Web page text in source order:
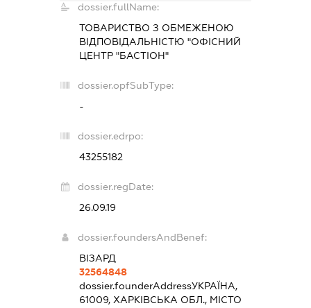
dossier.fullName:
ТОВАРИСТВО З ОБМЕЖЕНОЮ
ВІДПОВІДАЛЬНІСТЮ "ОФІСНИЙ
ЦЕНТР "БАСТІОН"
dossier.opfSubType:
-
dossier.edrpo:
43255182
dossier.regDate:
26.09.19
dossier.foundersAndBenef:
ВІЗАРД
32564848
dossier.founderAddressУКРАЇНА,
61009, ХАРКІВСЬКА ОБЛ., МІСТО